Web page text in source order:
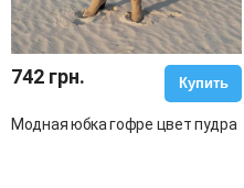
742 грн. Купить
Модная юбка гофре цвет пудра